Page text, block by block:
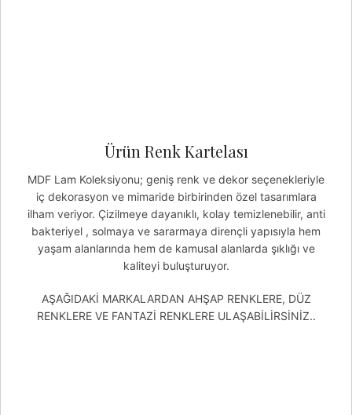
Ürün Renk Kartelası
MDF Lam Koleksiyonu; geniş renk ve dekor seçenekleriyle
iç dekorasyon ve mimaride birbirinden özel tasarımlara
ilham veriyor. Çizilmeye dayanıklı, kolay temizlenebilir, anti
bakteriyel , solmaya ve sararmaya dirençli yapısıyla hem
yaşam alanlarında hem de kamusal alanlarda şıklığı ve
kaliteyi buluşturuyor.
AŞAĞIDAKİ MARKALARDAN AHŞAP RENKLERE, DÜZ
RENKLERE VE FANTAZİ RENKLERE ULAŞABİLİRSİNİZ..